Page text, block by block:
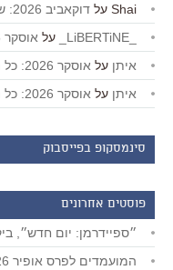
Shai על דוקאביב 2026: שש או שבע המלצות
על אוסקר 2026: כל הזוכים
איתן על אוסקר 2026: כל הזוכים
איתן על אוסקר 2026: כל הזוכים
סינמסקופ בפייסבוק
פוסטים אחרונים
״ספיידרמן: יום חדש״,
המועמדים לפרס אופיר 2026: ״עצמאות״ מוביל